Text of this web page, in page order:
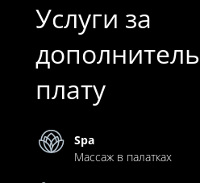
Услуги за
плату
Spa
Массаж в палатках